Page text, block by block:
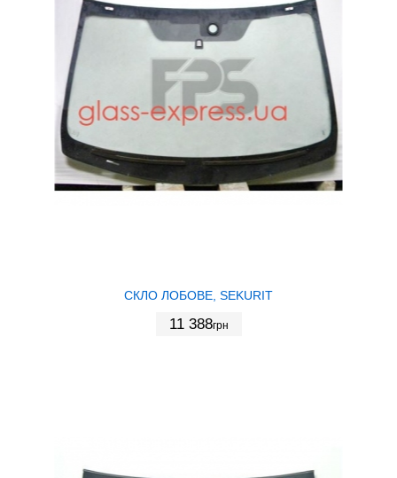
СКЛО ЛОБОВЕ, SEKURIT
11 388грн